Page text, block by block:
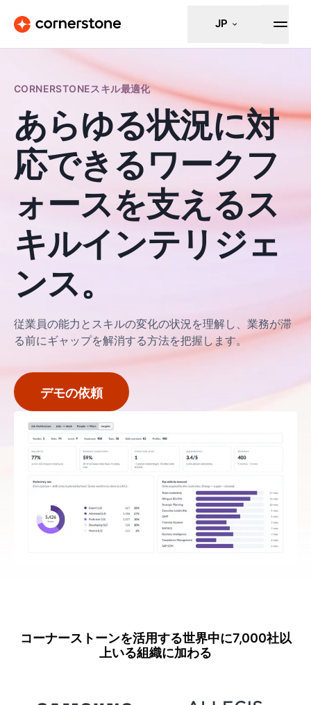
JP
CORNERSTONEスキル最適化
あらゆる状況に対
応できるワークフ
ォースを支えるス
キルインテリジェ
ンス。
従業員の能力とスキルの変化の状況を理解し、業務が滞
る前にギャップを解消する方法を把握します。
デモの依頼
コーナーストーンを活用する世界中に7,000社以
上いる組織に加わる